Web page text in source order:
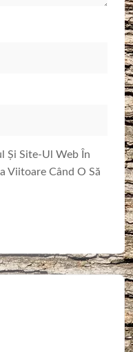
Și Site-Ul Web În
Viitoare Când O Să